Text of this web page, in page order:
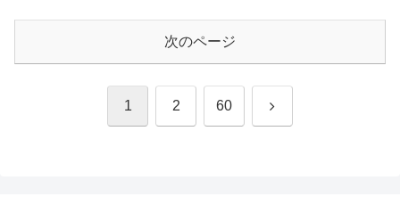
次のページ
1 2 60 次